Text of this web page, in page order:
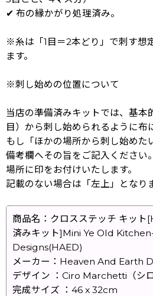
✔ 布の縁かがり処理済み。
※糸は「1目＝2本どり」で刺す想
ます。
※刺し始めの位置について
当店の準備済みキットでは、基本
目）から刺し始められるように布
もし「ほかの場所から刺し始めた
備考欄へその旨をご記入ください
場所に印をお付けいたします。
記載のない場合は「左上」となり
商品名：クロスステッチ キッ
済みキット]Mini Ye Old
Designs(HAED)
メーカー：Heaven And Earth
デザイン ：Ciro Marchetti（シ
完成サイズ ：46 x 32cm